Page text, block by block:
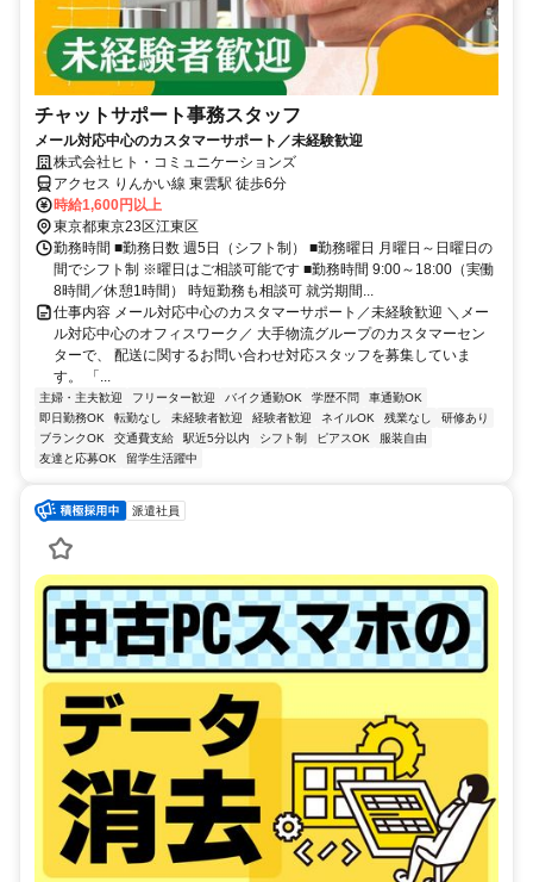
チャットサポート事務スタッフ
メール対応中心のカスタマーサポート／未経験歓迎
株式会社ヒト・コミュニケーションズ
アクセス りんかい線 東雲駅 徒歩6分
時給1,600円以上
東京都東京23区江東区
勤務時間 ■勤務日数 週5日（シフト制） ■勤務曜日 月曜日～日曜日の
間でシフト制 ※曜日はご相談可能です ■勤務時間 9:00～18:00（実働
8時間／休憩1時間） 時短勤務も相談可 就労期間...
仕事内容 メール対応中心のカスタマーサポート／未経験歓迎 ＼メー
ル対応中心のオフィスワーク／ 大手物流グループのカスタマーセン
ターで、 配送に関するお問い合わせ対応スタッフを募集していま
す。 「...
主婦・主夫歓迎 フリーター歓迎 バイク通勤OK 学歴不問
車通勤OK
即日勤務OK
転勤なし 未経験者歓迎 経験者歓迎 ネイルOK 残業なし
研修あり
ブランクOK
交通費支給 駅近5分以内 シフト制 ピアスOK
服装自由
友達と応募OK
留学生活躍中
派遣社員